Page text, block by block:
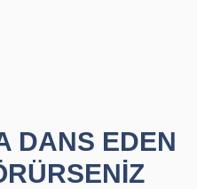
DANS EDEN